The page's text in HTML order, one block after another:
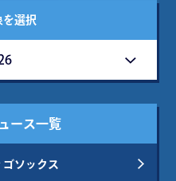
を選択
ース一覧
ソックス